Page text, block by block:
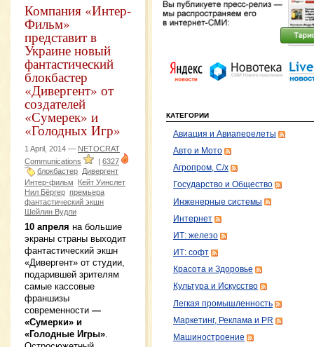
Компания «Интер-
Фильм»
представит в
Украине новый
фантастический
блокбастер
«Дивергент» от
создателей
«Сумерек» и
«Голодных Игр»
1 April, 2014 — NETOCRAT
Communications
| 6327
блокбастер Дивергент
Интер-фильм
Кейт Уинслет
Нил Бёргер премьера
фантастический экшн
Шейлин Вудли
10 апреля на большие
экраны страны выходит
фантастический экшн
«Дивергент» от студии,
подарившей зрителям
самые кассовые
франшизы
современности —
«Сумерки» и
«Голодные Игры».
КАТЕГОРИИ
Авиация и Авиаперелеты
Авто и Мото
Агропром, С/х
Государство и Общество
Инженерные системы
Интернет
ИТ: железо
ИТ: софт
Красота и Здоровье
Культура и Искусство
Легкая промышленность
Маркетинг, Реклама и PR
Машиностроение